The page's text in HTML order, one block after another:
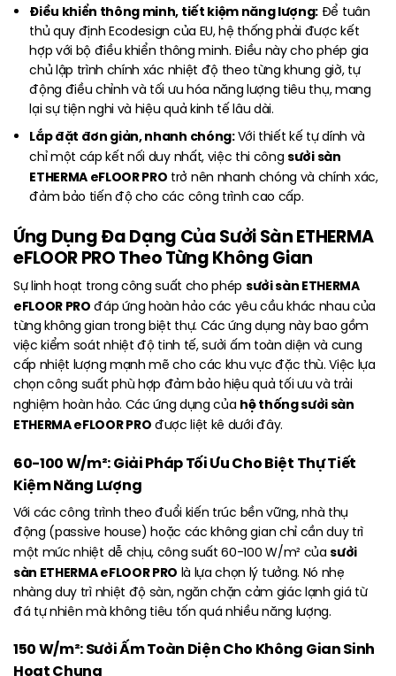
Điều khiển thông minh, tiết kiệm năng lượng: Để tuân
thủ quy định Ecodesign của EU, hệ thống phải được kết
hợp với bộ điều khiển thông minh. Điều này cho phép gia
chủ lập trình chính xác nhiệt độ theo từng khung giờ, tự
động điều chỉnh và tối ưu hóa năng lượng tiêu thụ, mang
lại sự tiện nghi và hiệu quả kinh tế lâu dài.
Lắp đặt đơn giản, nhanh chóng:Với thiết kế tự dính và
chỉ một cáp kết nối duy nhất, việc thi công sưởi sàn
ETHERMA eFLOOR PRO trở nên nhanh chóng và chính xác,
đảm bảo tiến độ cho các công trình cao cấp.
Ứng Dụng Đa Dạng Của Sưởi Sàn ETHERMA
eFLOOR PRO Theo Từng Không Gian
Sự linh hoạt trong công suất cho phép sưởi sàn ETHERMA
eFLOOR PROđáp ứng hoàn hảo các yêu cầu khác nhau của
từng không gian trong biệt thự. Các ứng dụng này bao gồm
việc kiểm soát nhiệt độ tinh tế, sưởi ấm toàn diện và cung
cấp nhiệt lượng mạnh mẽ cho các khu vực đặc thù. Việc lựa
chọn công suất phù hợp đảm bảo hiệu quả tối ưu và trải
nghiệm hoàn hảo. Các ứng dụng của hệ thống sưởi sàn
ETHERMA eFLOOR PROđược liệt kê dưới đây.
60-100 W/m²: Giải Pháp Tối Ưu Cho Biệt Thự Tiết
Kiệm Năng Lượng
Với các công trình theo đuổi kiến trúc bền vững, nhà thụ
động (passive house) hoặc các không gian chỉ cần duy trì
một mức nhiệt dễ chịu, công suất 60-100 W/m² của sưởi
sàn ETHERMA eFLOOR PRO là lựa chọn lý tưởng. Nó nhẹ
nhàng duy trì nhiệt độ sàn, ngăn chặn cảm giác lạnh giá từ
đá tự nhiên mà không tiêu tốn quá nhiều năng lượng.
150 W/m²: Sưởi Ấm Toàn Diện Cho Không Gian Sinh
Hoạt Chung